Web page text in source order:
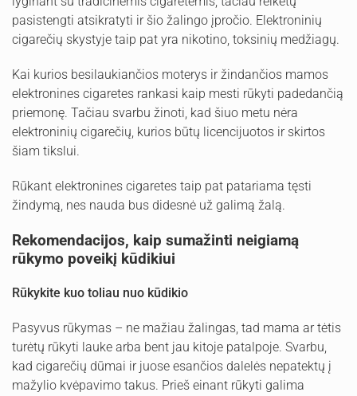
pasistengti atsikratyti ir šio žalingo įpročio. Elektroninių
cigarečių skystyje taip pat yra nikotino, toksinių medžiagų.
Kai kurios besilaukiančios moterys ir žindančios mamos
elektronines cigaretes rankasi kaip mesti rūkyti padedančią
priemonę. Tačiau svarbu žinoti, kad šiuo metu nėra
elektroninių cigarečių, kurios būtų licencijuotos ir skirtos
šiam tikslui.
Rūkant elektronines cigaretes taip pat patariama tęsti
žindymą, nes nauda bus didesnė už galimą žalą.
Rekomendacijos, kaip sumažinti neigiamą
rūkymo poveikį kūdikiui
Rūkykite kuo toliau nuo kūdikio
Pasyvus rūkymas – ne mažiau žalingas, tad mama ar tėtis
turėtų rūkyti lauke arba bent jau kitoje patalpoje. Svarbu,
kad cigarečių dūmai ir juose esančios dalelės nepatektų į
mažylio kvėpavimo takus. Prieš einant rūkyti galima